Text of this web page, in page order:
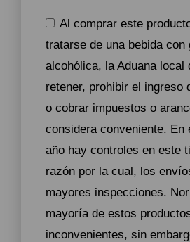
Al comprar este
tratarse de una bebida con
alcohólica, la Aduana local
retener, prohibir el ingreso
o cobrar impuestos o
considera conveniente. En
año hay controles en este
razón por la cual, los
mayores inspecciones.
mayoría de estos
inconvenientes, sin